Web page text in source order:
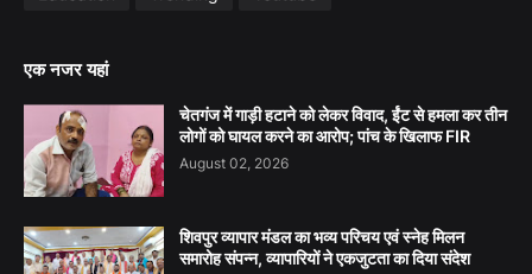
एक नजर यहां
चेतगंज में गाड़ी हटाने को लेकर विवाद, ईंट से हमला कर तीन
लोगों को घायल करने का आरोप; पांच के खिलाफ FIR
August 02, 2026
शिवपुर व्यापार मंडल का भव्य परिचय एवं स्नेह मिलन
समारोह संपन्न, व्यापारियों ने एकजुटता का दिया संदेश